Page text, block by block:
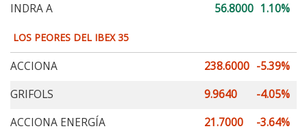
INDRA A
56.8000 1.10%
LOS PEORES DEL IBEX 35
ACCIONA 238.6000 -5.39%
GRIFOLS
9.9640
-4.05%
ACCIONA ENERGÍA
21.7000
-3.64%